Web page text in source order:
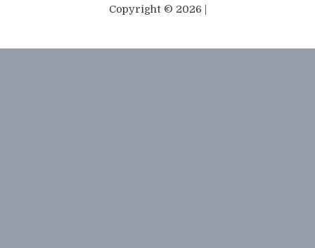
Copyright © 2026 |